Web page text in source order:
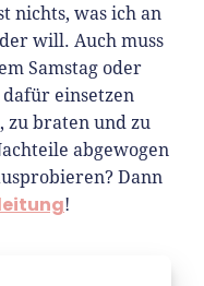
nichts, was ich an
will. Auch muss
Samstag oder
einsetzen
zu braten und zu
abgewogen
Dann
!